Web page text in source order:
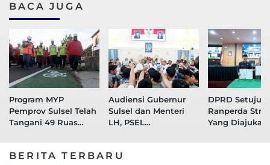
BACA JUGA
Program MYP
Pemprov Sulsel Telah
Tangani 49 Ruas
Audiensi Gubernur
Sulsel dan Menteri
LH, PSEL
Ulang
DPRD Setujui
Ranperda
Yang Diajukan
BERITA TERBARU